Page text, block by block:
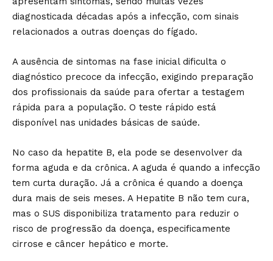
diagnosticada décadas após a infecção, com sinais
relacionados a outras doenças do fígado.
A ausência de sintomas na fase inicial dificulta o
diagnóstico precoce da infecção, exigindo preparação
dos profissionais da saúde para ofertar a testagem
rápida para a população. O teste rápido está
disponível nas unidades básicas de saúde.
No caso da hepatite B, ela pode se desenvolver da
forma aguda e da crônica. A aguda é quando a infecção
tem curta duração. Já a crônica é quando a doença
dura mais de seis meses. A Hepatite B não tem cura,
mas o SUS disponibiliza tratamento para reduzir o
risco de progressão da doença, especificamente
cirrose e câncer hepático e morte.